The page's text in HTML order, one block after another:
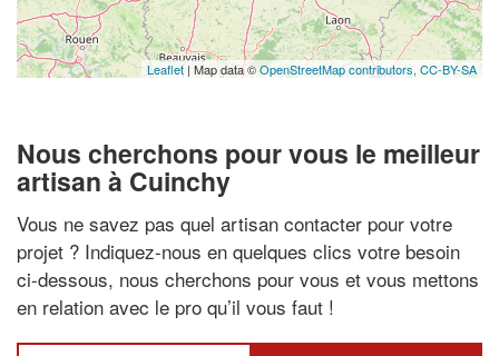
Leaflet| Map data ©OpenStreetMap contributors, CC-BY-SA
Nous cherchons pour vous le meilleur
artisan à Cuinchy
Vous ne savez pas quel artisan contacter pour votre
projet ? Indiquez-nous en quelques clics votre besoin
ci-dessous, nous cherchons pour vous et vous mettons
en relation avec le pro qu’il vous faut !